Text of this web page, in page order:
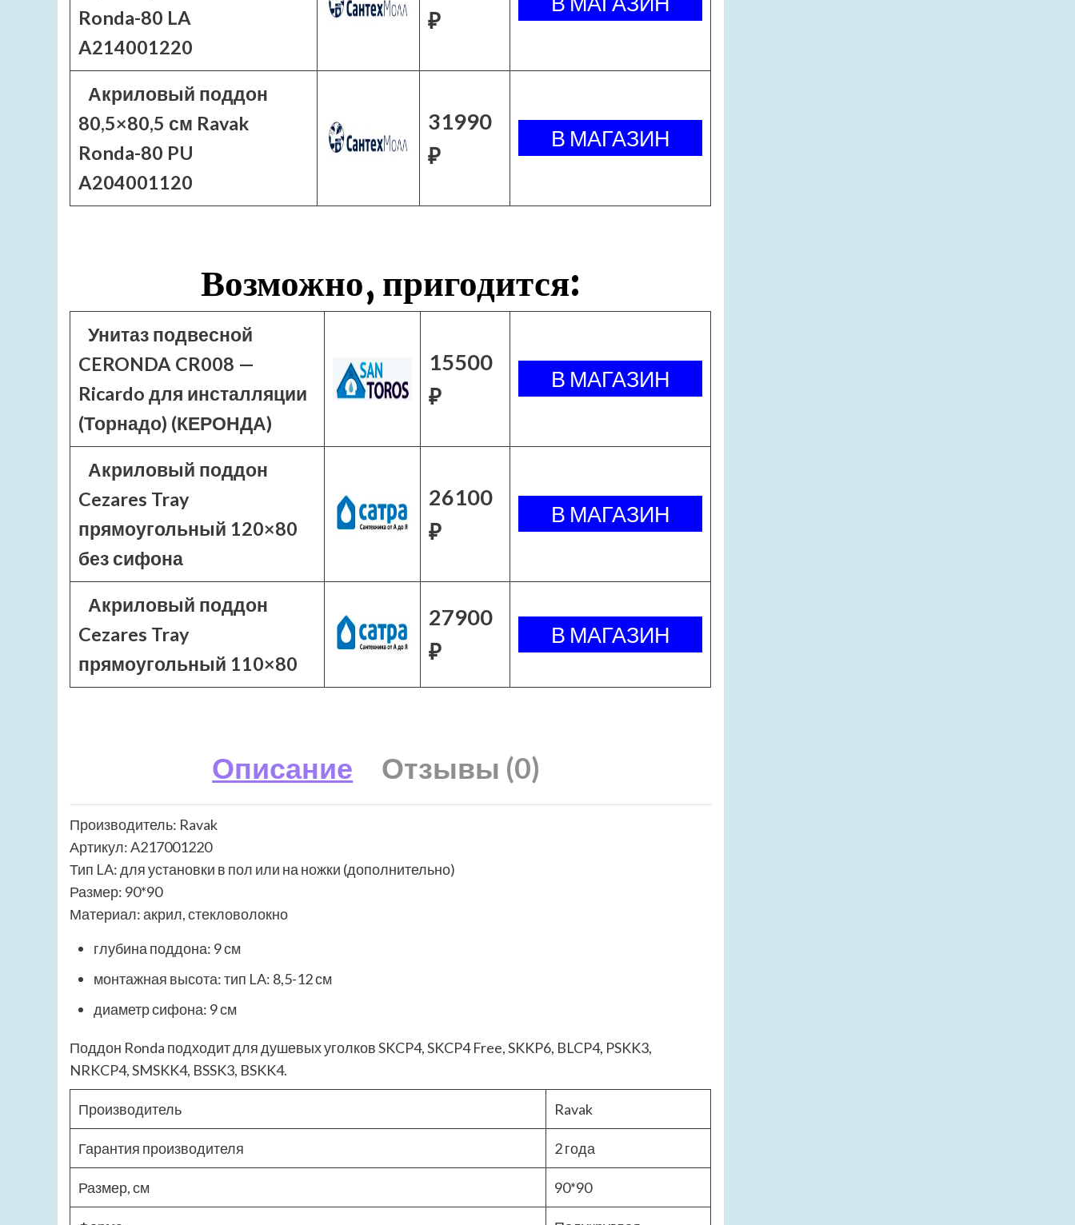
Ronda-80 LA
A214001220
₽
Акриловый поддон
80,5×80,5 см Ravak
Ronda-80 PU
A204001120
31990
₽
Возможно, пригодится:
Унитаз подвесной
CERONDA CR008 —
Ricardo для инсталляции
(Торнадо) (КЕРОНДА)
15500
₽
Акриловый поддон
Cezares Tray
прямоугольный 120×80
без сифона
26100
₽
Акриловый поддон
Cezares Tray
прямоугольный 110×80
27900
₽
Описание Отзывы (0)
Производитель: Ravak
Артикул: A217001220
Тип LA: для установки в пол или на ножки (дополнительно)
Размер: 90*90
Материал: акрил, стекловолокно
глубина поддона: 9 см
монтажная высота: тип LA: 8,5-12 см
диаметр сифона: 9 см
Поддон Ronda подходит для душевых уголков SKCP4, SKCP4 Free, SKKP6, BLCP4, PSKK3,
NRKCP4, SMSKK4, BSSK3, BSKK4.
Производитель Ravak
Гарантия производителя 2 года
Размер, см 90*90